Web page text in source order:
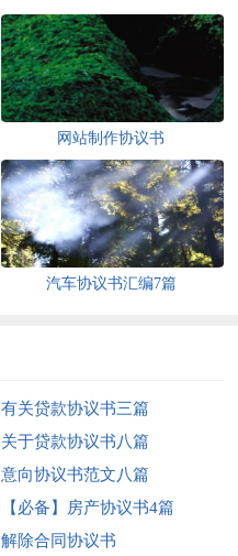
网站制作协议书
汽车协议书汇编7篇
有关贷款协议书三篇
关于贷款协议书八篇
意向协议书范文八篇
【必备】房产协议书4篇
解除合同协议书